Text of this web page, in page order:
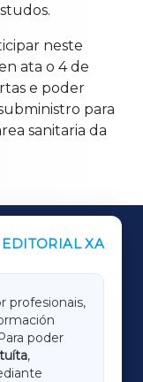
neste
ata o 4 de
e poder
para
sanitaria da
EDITORIAL XA
profesionais,
poder
,